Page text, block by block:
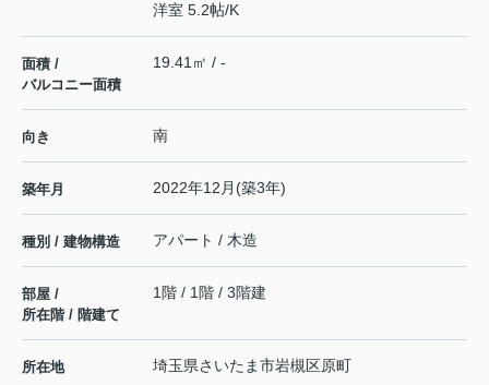
洋室 5.2帖/K
面積 /
バルコニー面積
19.41㎡ / -
向き 南
築年月 2022年12月(築3年)
種別 / 建物構造 アパート / 木造
部屋 /
所在階 / 階建て
1階 / 1階 / 3階建
所在地 埼玉県さいたま市岩槻区原町